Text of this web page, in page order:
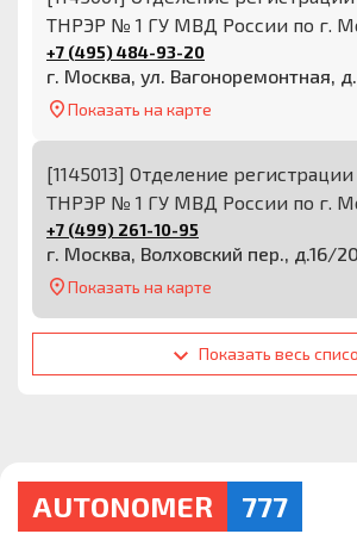
ТНРЭР № 1 ГУ МВД России по г.
+7 (495) 484-93-20
г. Москва, ул. Вагоноремонтная,
Показать на карте
[1145013] Отделение
ТНРЭР № 1 ГУ МВД России по г.
+7 (499) 261-10-95
г. Москва, Волховский пер., д.16/
Показать на карте
Показать весь
AUTONOMER 777